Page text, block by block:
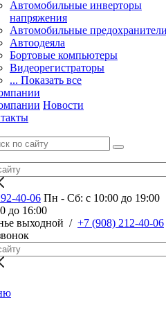
Автомобильные инверторы
напряжения
Автомобильные
Автоодеяла
Бортовые компьютеры
Видеорегистраторы
... Показать все
Новости
40-06 Пн - Сб: c 10:00 до 19:00
до 16:00
выходной / +7 (908) 212-40-06